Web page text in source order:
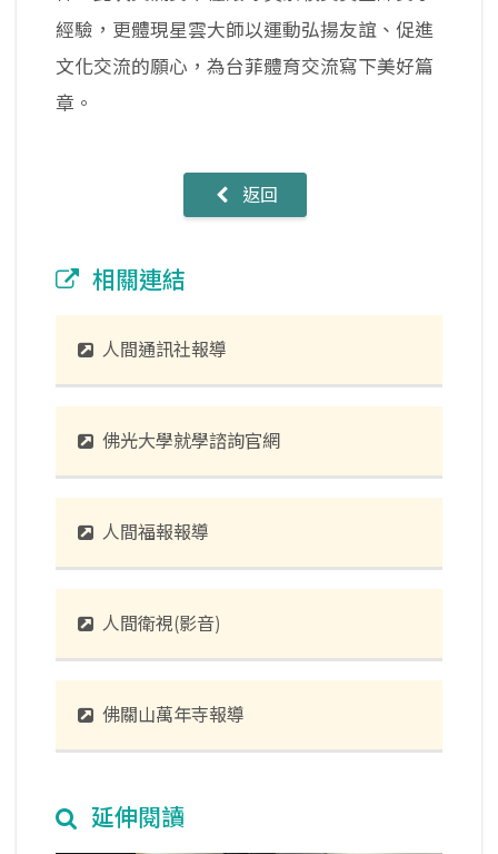
經驗，更體現星雲大師以運動弘揚友誼、促進
文化交流的願心，為台菲體育交流寫下美好篇
章。
返回
相關連結
人間通訊社報導
佛光大學就學諮詢官網
人間福報報導
人間衛視(影音)
佛關山萬年寺報導
延伸閱讀